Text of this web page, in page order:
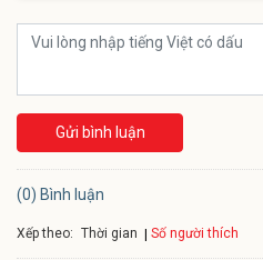
Gửi bình luận
(0) Bình luận
Xếp theo: Thời gian Số người thích